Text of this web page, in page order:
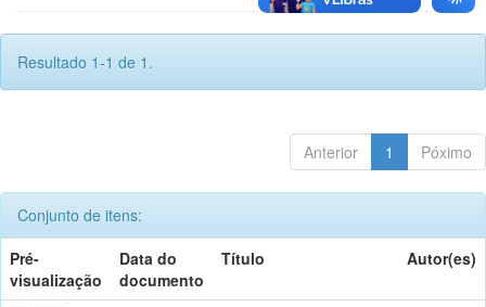
Resultado 1-1 de 1.
Anterior 1 Póximo
Conjunto de itens:
Pré-
visualização
Data do
documento
Título Autor(es)